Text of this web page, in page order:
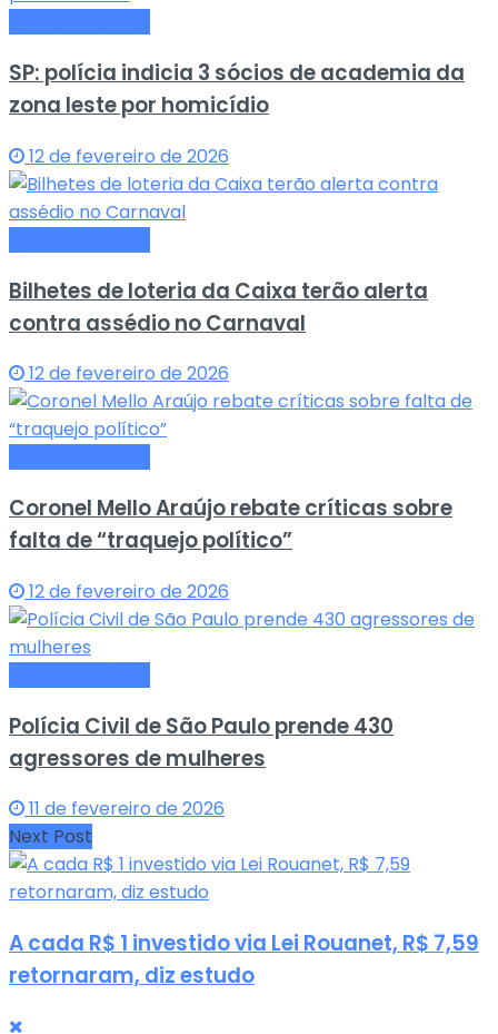
SP: polícia indicia 3 sócios de academia da
zona leste por homicídio
12 de fevereiro de 2026
Bilhetes de loteria da Caixa terão alerta
contra assédio no Carnaval
12 de fevereiro de 2026
Coronel Mello Araújo rebate críticas sobre
falta de “traquejo político”
12 de fevereiro de 2026
Polícia Civil de São Paulo prende 430
agressores de mulheres
11 de fevereiro de 2026
Next Post
A cada R$ 1 investido via Lei Rouanet, R$ 7,59
retornaram, diz estudo